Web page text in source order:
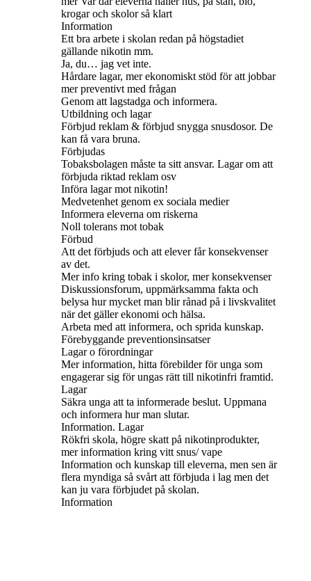
krogar och skolor så klart
Information
Ett bra arbete i skolan redan på högstadiet
gällande nikotin mm.
Ja, du… jag vet inte.
Hårdare lagar, mer ekonomiskt stöd för att jobbar
mer preventivt med frågan
Genom att lagstadga och informera.
Utbildning och lagar
Förbjud reklam & förbjud snygga snusdosor. De
kan få vara bruna.
Förbjudas
Tobaksbolagen måste ta sitt ansvar. Lagar om att
förbjuda riktad reklam osv
Införa lagar mot nikotin!
Medvetenhet genom ex sociala medier
Informera eleverna om riskerna
Noll tolerans mot tobak
Förbud
Att det förbjuds och att elever får konsekvenser
av det.
Mer info kring tobak i skolor, mer konsekvenser
Diskussionsforum, uppmärksamma fakta och
belysa hur mycket man blir rånad på i livskvalitet
när det gäller ekonomi och hälsa.
Arbeta med att informera, och sprida kunskap.
Förebyggande preventionsinsatser
Lagar o förordningar
Mer information, hitta förebilder för unga som
engagerar sig för ungas rätt till nikotinfri framtid.
Lagar
Säkra unga att ta informerade beslut. Uppmana
och informera hur man slutar.
Information. Lagar
Rökfri skola, högre skatt på nikotinprodukter,
mer information kring vitt snus/ vape
Information och kunskap till eleverna, men sen är
flera myndiga så svårt att förbjuda i lag men det
kan ju vara förbjudet på skolan.
Information